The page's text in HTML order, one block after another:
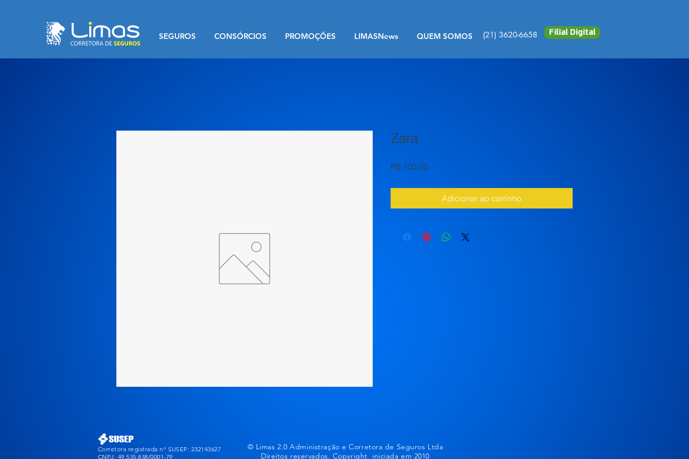
SEGUROS CONSÓRCIOS PROMOÇÕES LIMASNews QUEM SOMOS (21) 3620-6658 Filial Digital
Zara
R$ 100,00Preço
Adicionar ao carrinho
Corretora registrada nº SUSEP: 232143627
CNPJ: 49.535.838/0001-79
© Limas 2.0 Administração e Corretora de Seguros Ltda
Direitos reservados. Copyright iniciada em 2010